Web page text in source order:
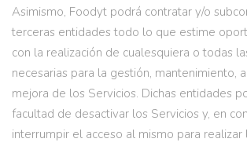
Asimismo, Foodyt podrá contratar y/o
terceras entidades todo lo que estime
con la realización de cualesquiera o todas
necesarias para la gestión, mantenimiento,
mejora de los Servicios. Dichas entidades
facultad de desactivar los Servicios y, en
interrumpir el acceso al mismo para realizar